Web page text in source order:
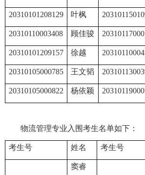
20310101208129 叶枫
20310110003408 顾佳骏
20310101209157 徐越
20310105000785 王文韬
20310105000822 杨依颖
物流管理专业入围考生名单如下：
考生号 姓名 考生号
窦睿